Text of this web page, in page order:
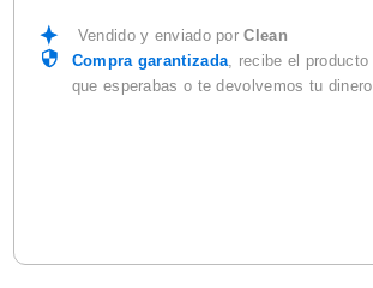
cantidad
Vendido y enviado porClean
Compra garantizada, recibe el producto
que esperabas o te devolvemos tu dinero